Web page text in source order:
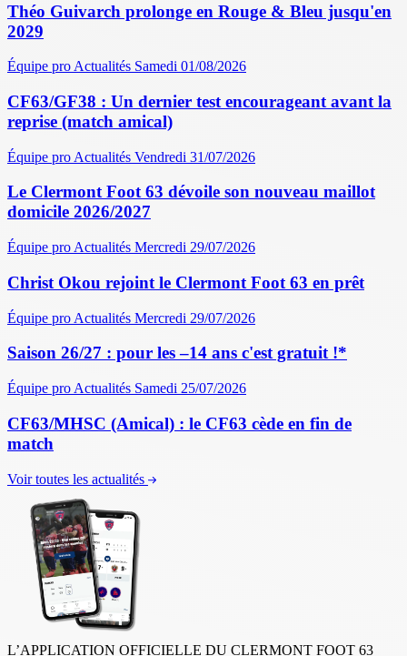
Théo Guivarch prolonge en Rouge & Bleu jusqu'en
2029
Équipe pro Actualités Samedi 01/08/2026
CF63/GF38 : Un dernier test encourageant avant la
reprise (match amical)
Équipe pro Actualités Vendredi 31/07/2026
Le Clermont Foot 63 dévoile son nouveau maillot
domicile 2026/2027
Équipe pro Actualités Mercredi 29/07/2026
Christ Okou rejoint le Clermont Foot 63 en prêt
Équipe pro Actualités Mercredi 29/07/2026
Saison 26/27 : pour les –14 ans c'est gratuit !*
Équipe pro Actualités Samedi 25/07/2026
CF63/MHSC (Amical) : le CF63 cède en fin de
match
Voir toutes les actualités
L’APPLICATION OFFICIELLE DU CLERMONT FOOT 63